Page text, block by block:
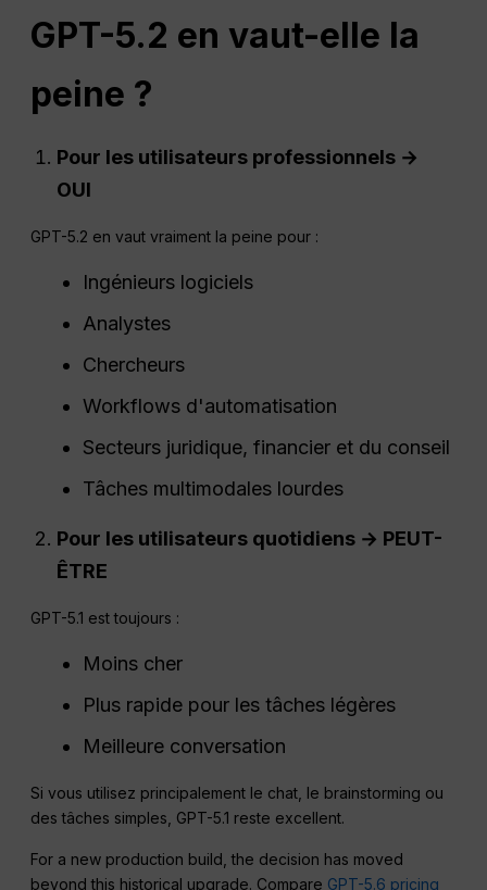
GPT-5.2 en vaut-elle la
peine ?
Pour les utilisateurs professionnels →
OUI
GPT-5.2 en vaut vraiment la peine pour :
Ingénieurs logiciels
Analystes
Chercheurs
Workflows d'automatisation
Secteurs juridique, financier et du conseil
Tâches multimodales lourdes
Pour les utilisateurs quotidiens → PEUT-
ÊTRE
GPT-5.1 est toujours :
Moins cher
Plus rapide pour les tâches légères
Meilleure conversation
Si vous utilisez principalement le chat, le brainstorming ou
des tâches simples, GPT-5.1 reste excellent.
For a new production build, the decision has moved
beyond this historical upgrade. Compare GPT-5.6 pricing